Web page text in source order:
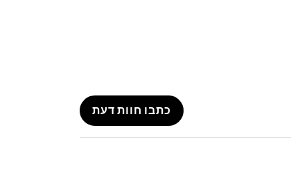
ומקצועיות ללא פשרות!
כתבו חוות דעת